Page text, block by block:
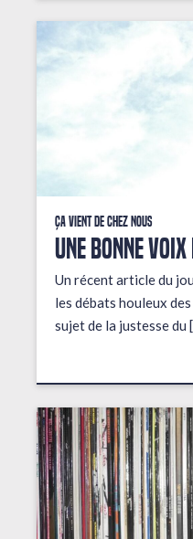
Ça vient de chez nous
UNE BONNE
Un récent article du
les débats houleux
sujet de la justesse du